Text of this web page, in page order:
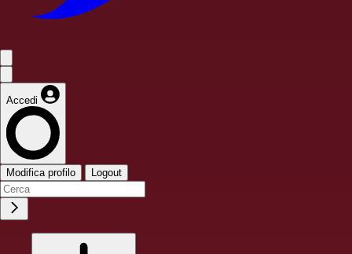
Accedi
Modifica profilo Logout